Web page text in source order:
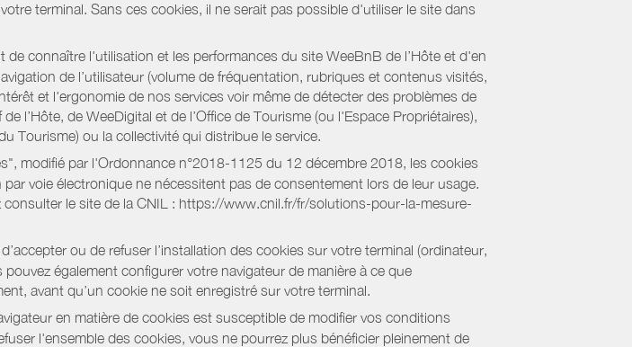
terminal. Sans ces cookies, il ne serait pas possible d'utiliser le site dans
de connaître l'utilisation et les performances du site WeeBnB de l’Hôte et d'en
de l’utilisateur (volume de fréquentation, rubriques et contenus visités,
et l'ergonomie de nos services voir même de détecter des problèmes de
l’Hôte, de WeeDigital et de l’Office de Tourisme (ou l'Espace Propriétaires),
Tourisme) ou la collectivité qui distribue le service.
modifié par l'Ordonnance n°2018-1125 du 12 décembre 2018, les cookies
voie électronique ne nécessitent pas de consentement lors de leur usage.
consulter le site de la CNIL : https://www.cnil.fr/fr/solutions-pour-la-mesure-
ou de refuser l’installation des cookies sur votre terminal (ordinateur,
également configurer votre navigateur de manière à ce que
avant qu’un cookie ne soit enregistré sur votre terminal.
en matière de cookies est susceptible de modifier vos conditions
l'ensemble des cookies, vous ne pourrez plus bénéficier pleinement de